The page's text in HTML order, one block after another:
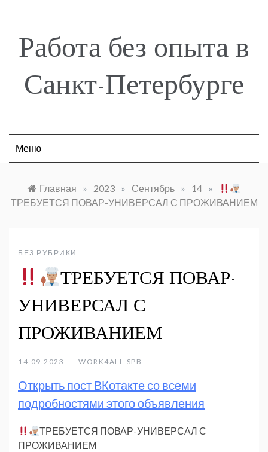
Работа без опыта в
Санкт-Петербурге
Меню
Главная » 2023 » Сентябрь » 14 »
ТРЕБУЕТСЯ ПОВАР-УНИВЕРСАЛ С ПРОЖИВАНИЕМ
БЕЗ РУБРИКИ
ТРЕБУЕТСЯ ПОВАР-
УНИВЕРСАЛ С
ПРОЖИВАНИЕМ
14.09.2023 WORK4ALL-SPB
Открыть пост ВКотакте со всеми
подробностями этого объявления
ТРЕБУЕТСЯ ПОВАР-УНИВЕРСАЛ С
ПРОЖИВАНИЕМ